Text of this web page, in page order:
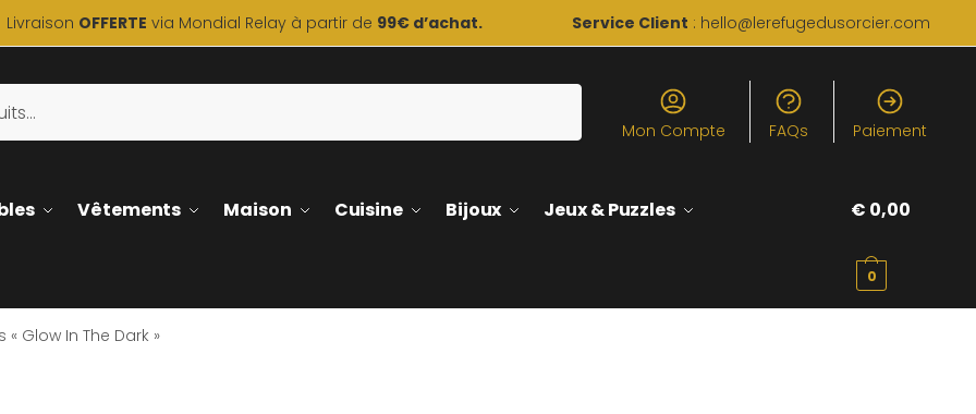
Livraison OFFERTE via Mondial Relay à partir de 99€ d’achat. Service Client : hello@lerefugedusorcier.com
Mon Compte FAQs Paiement
Vêtements Maison Cuisine Bijoux Jeux & Puzzles € 0,00
0
« Glow In The Dark »